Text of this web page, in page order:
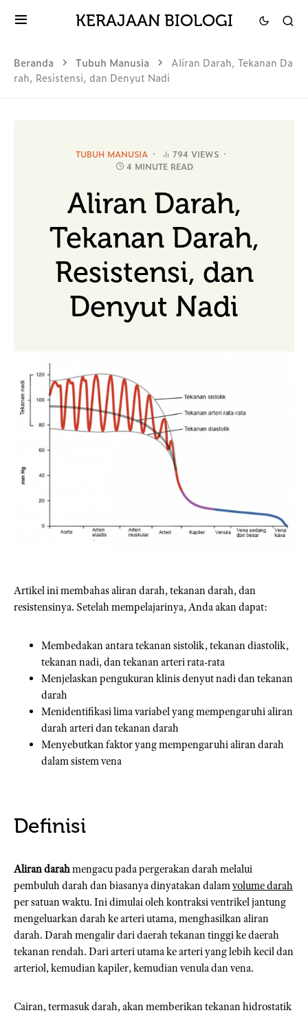
KERAJAAN BIOLOGI
Beranda Tubuh Manusia
Aliran Darah, Tekanan Da
rah, Resistensi, dan Denyut Nadi
TUBUH MANUSIA
794 VIEWS
4 MINUTE READ
Aliran Darah,
Tekanan Darah,
Resistensi, dan
Denyut Nadi
Artikel ini membahas aliran darah, tekanan darah, dan
resistensinya. Setelah mempelajarinya, Anda akan dapat:
Membedakan antara tekanan sistolik, tekanan diastolik,
tekanan nadi, dan tekanan arteri rata-rata
Menjelaskan pengukuran klinis denyut nadi dan tekanan
darah
Menidentifikasi lima variabel yang mempengaruhi aliran
darah arteri dan tekanan darah
Menyebutkan faktor yang mempengaruhi aliran darah
dalam sistem vena
Definisi
Aliran darahmengacu pada pergerakan darah melalui
pembuluh darah dan biasanya dinyatakan dalamvolume darah
per satuan waktu. Ini dimulai oleh kontraksi ventrikel jantung
mengeluarkan darah ke arteri utama, menghasilkan aliran
darah. Darah mengalir dari daerah tekanan tinggi ke daerah
tekanan rendah. Dari arteri utama ke arteri yang lebih kecil dan
arteriol, kemudian kapiler, kemudian venula dan vena.
Cairan, termasuk darah, akan memberikan tekanan hidrostatik